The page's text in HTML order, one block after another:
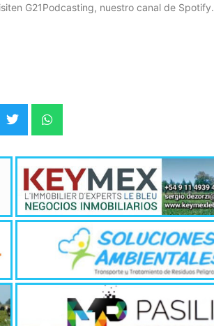
G21Podcasting, nuestro canal de Spotify.